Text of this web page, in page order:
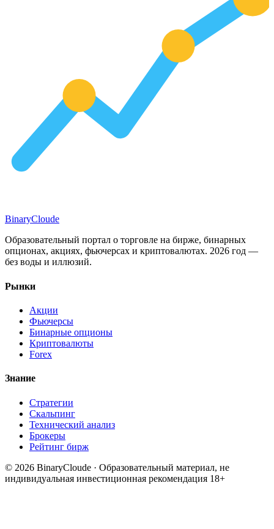
BinaryCloude
Образовательный портал о торговле на бирже, бинарных
опционах, акциях, фьючерсах и криптовалютах. 2026 год —
без воды и иллюзий.
Рынки
Акции
Фьючерсы
Бинарные опционы
Криптовалюты
Forex
Знание
Стратегии
Скальпинг
Технический анализ
Брокеры
Рейтинг бирж
© 2026 BinaryCloude · Образовательный материал, не
индивидуальная инвестиционная рекомендация 18+